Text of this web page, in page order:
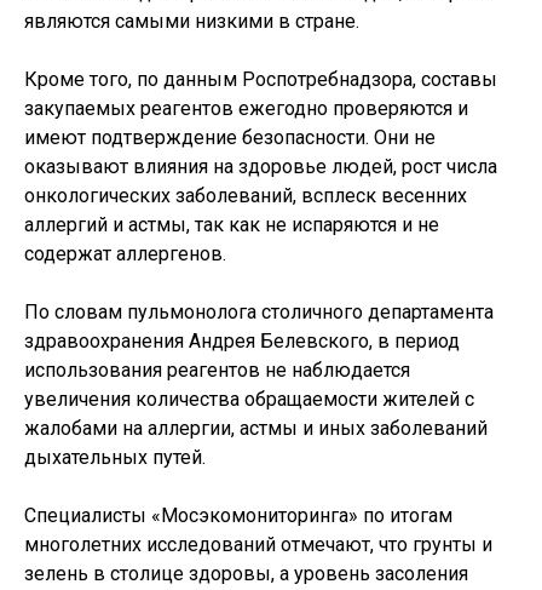
являются самыми низкими в стране.
Кроме того, по данным Роспотребнадзора, составы
закупаемых реагентов ежегодно проверяются и
имеют подтверждение безопасности. Они не
оказывают влияния на здоровье людей, рост числа
онкологических заболеваний, всплеск весенних
аллергий и астмы, так как не испаряются и не
содержат аллергенов.
По словам пульмонолога столичного департамента
здравоохранения Андрея Белевского, в период
использования реагентов не наблюдается
увеличения количества обращаемости жителей с
жалобами на аллергии, астмы и иных заболеваний
дыхательных путей.
Специалисты «Мосэкомониторинга» по итогам
многолетних исследований отмечают, что грунты и
зелень в столице здоровы, а уровень засоления